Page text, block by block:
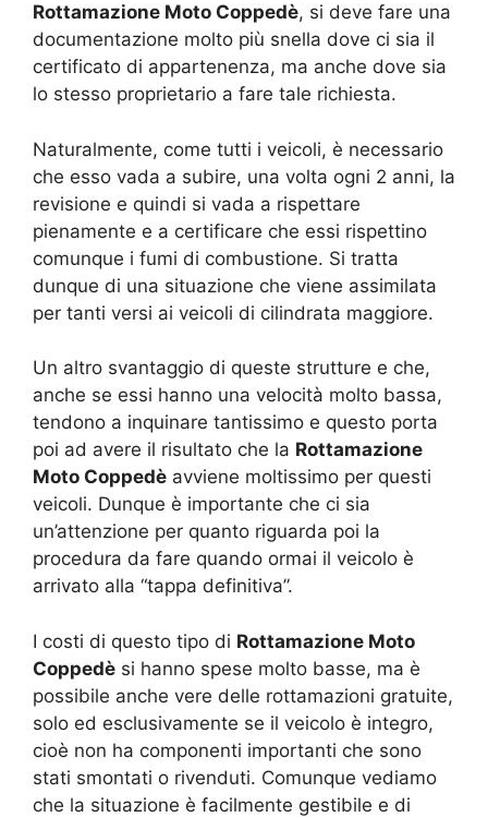
Rottamazione Moto Coppedè, si deve fare una
documentazione molto più snella dove ci sia il
certificato di appartenenza, ma anche dove sia
lo stesso proprietario a fare tale richiesta.
Naturalmente, come tutti i veicoli, è necessario
che esso vada a subire, una volta ogni 2 anni, la
revisione e quindi si vada a rispettare
pienamente e a certificare che essi rispettino
comunque i fumi di combustione. Si tratta
dunque di una situazione che viene assimilata
per tanti versi ai veicoli di cilindrata maggiore.
Un altro svantaggio di queste strutture e che,
anche se essi hanno una velocità molto bassa,
tendono a inquinare tantissimo e questo porta
poi ad avere il risultato che la Rottamazione
Moto Coppedè avviene moltissimo per questi
veicoli. Dunque è importante che ci sia
un’attenzione per quanto riguarda poi la
procedura da fare quando ormai il veicolo è
arrivato alla “tappa definitiva”.
I costi di questo tipo di Rottamazione Moto
Coppedè si hanno spese molto basse, ma è
possibile anche vere delle rottamazioni gratuite,
solo ed esclusivamente se il veicolo è integro,
cioè non ha componenti importanti che sono
stati smontati o rivenduti. Comunque vediamo
che la situazione è facilmente gestibile e di